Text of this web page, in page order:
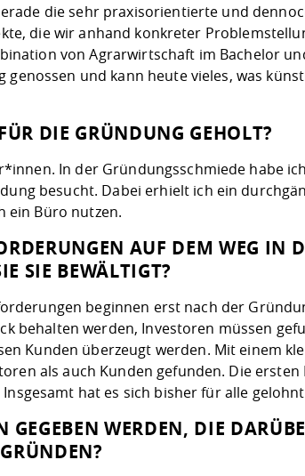
die sehr praxisorientierte und
die wir anhand konkreter
von Agrarwirtschaft im Bachelor
und kann heute vieles, was
DIE GRÜNDUNG GEHOLT?
In der Gründungsschmiede habe
besucht. Dabei erhielt ich ein
ein Büro nutzen.
AUF DEM WEG IN
SIE BEWÄLTIGT?
beginnen erst nach der
behalten werden, Investoren müssen
Kunden überzeugt werden. Mit einem
als auch Kunden gefunden. Die
hat es sich bisher für alle
WERDEN, DIE